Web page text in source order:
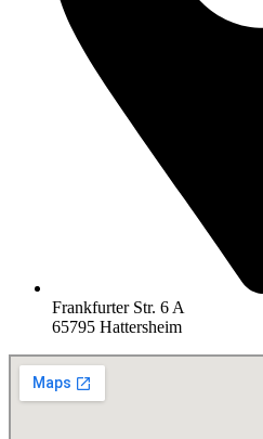
Frankfurter Str. 6 A
65795 Hattersheim